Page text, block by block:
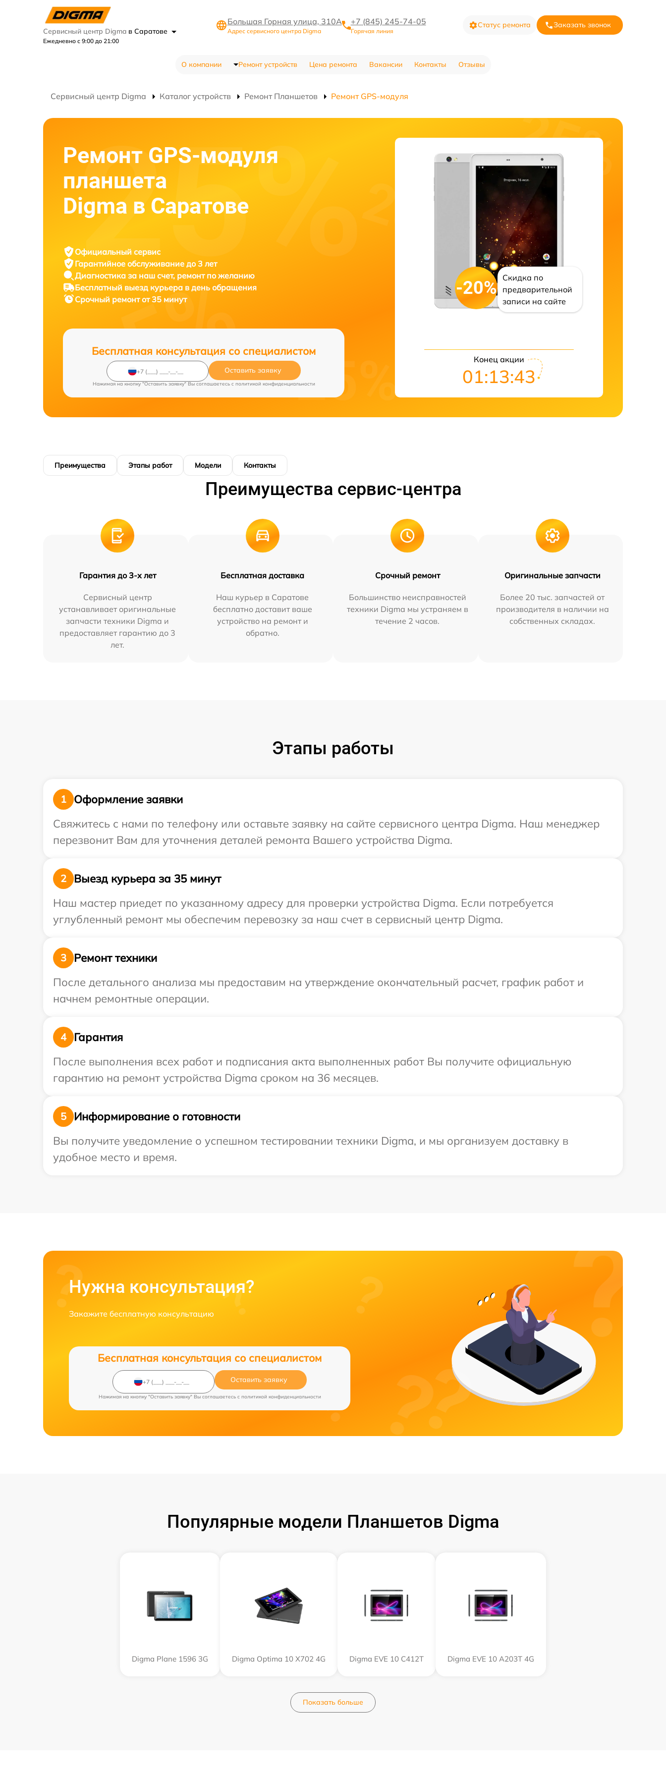
Сервисный центр Digma в Саратове
Ежедневно с 9:00 до 21:00
Большая Горная улица, 310А
Адрес сервисного центра Digma
+7 (845) 245-74-05
Горячая линия
Статус ремонта Заказать звонок
О компании Ремонт устройств Цена ремонта Вакансии Контакты Отзывы
Сервисный центр Digma Каталог устройств Ремонт Планшетов Ремонт GPS-модуля
Ремонт GPS-модуля
планшета
Digma в Саратове
Официальный сервис
Гарантийное обслуживание до 3 лет
Диагностика за наш счет, ремонт по желанию
Бесплатный выезд курьера в день обращения
Срочный ремонтот 35 минут
Бесплатная консультация со специалистом
Оставить заявку
Нажимая на кнопку "Оставить заявку" Вы соглашаетесь c политикой конфиденциальности
-20%
Скидка по
предварительной
записи на сайте
Конец акции
01:13:42
Преимущества Этапы работ Модели Контакты
Преимущества сервис-центра
Гарантия до 3-х лет
Сервисный центр
устанавливает оригинальные
запчасти техники Digma и
предоставляет гарантию до 3
лет.
Бесплатная доставка
Наш курьер в Саратове
бесплатно доставит ваше
устройство на ремонт и
обратно.
Срочный ремонт
Большинство неисправностей
техники Digma мы устраняем в
течение 2 часов.
Оригинальные запчасти
Более 20 тыс. запчастей от
производителя в наличии на
собственных складах.
Этапы работы
1
Оформление заявки
Свяжитесь с нами по телефону или оставьте заявку на сайте сервисного центра Digma. Наш менеджер
перезвонит Вам для уточнения деталей ремонта Вашего устройства Digma.
2
Выезд курьера за 35 минут
Наш мастер приедет по указанному адресу для проверки устройства Digma. Если потребуется
углубленный ремонт мы обеспечим перевозку за наш счет в сервисный центр Digma.
3
Ремонт техники
После детального анализа мы предоставим на утверждение окончательный расчет, график работ и
начнем ремонтные операции.
4
Гарантия
После выполнения всех работ и подписания акта выполненных работ Вы получите официальную
гарантию на ремонт устройства Digma сроком на 36 месяцев.
5
Информирование о готовности
Вы получите уведомление о успешном тестировании техники Digma, и мы организуем доставку в
удобное место и время.
Нужна консультация?
Закажите бесплатную консультацию
Бесплатная консультация со специалистом
Оставить заявку
Нажимая на кнопку "Оставить заявку" Вы соглашаетесь c политикой конфиденциальности
Популярные модели Планшетов Digma
Digma Plane 1596 3G Digma Optima 10 X702 4G Digma EVE 10 C412T Digma EVE 10 A203T 4G
Показать больше